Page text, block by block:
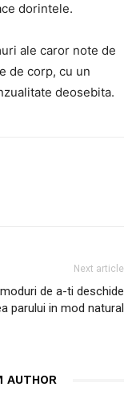
dorintele.
ale caror note de
de corp, cu un
deosebita.
Next article
de a-ti deschide
parului in mod natural
AUTHOR